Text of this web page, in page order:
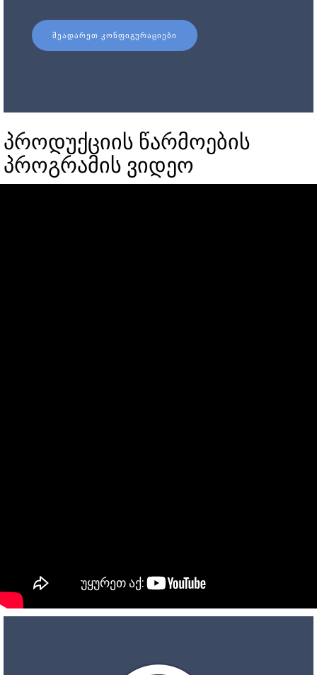
ᲨᲔᲐᲓᲐᲠᲔᲗ ᲙᲝᲜᲤᲘᲒᲣᲠᲐᲪᲘᲔᲑᲘ
პროდუქციის წარმოების
პროგრამის ვიდეო